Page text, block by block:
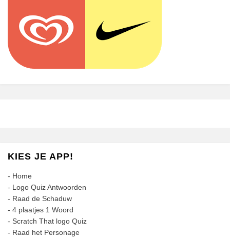
KIES JE APP!
- Home
- Logo Quiz Antwoorden
- Raad de Schaduw
- 4 plaatjes 1 Woord
- Scratch That logo Quiz
- Raad het Personage